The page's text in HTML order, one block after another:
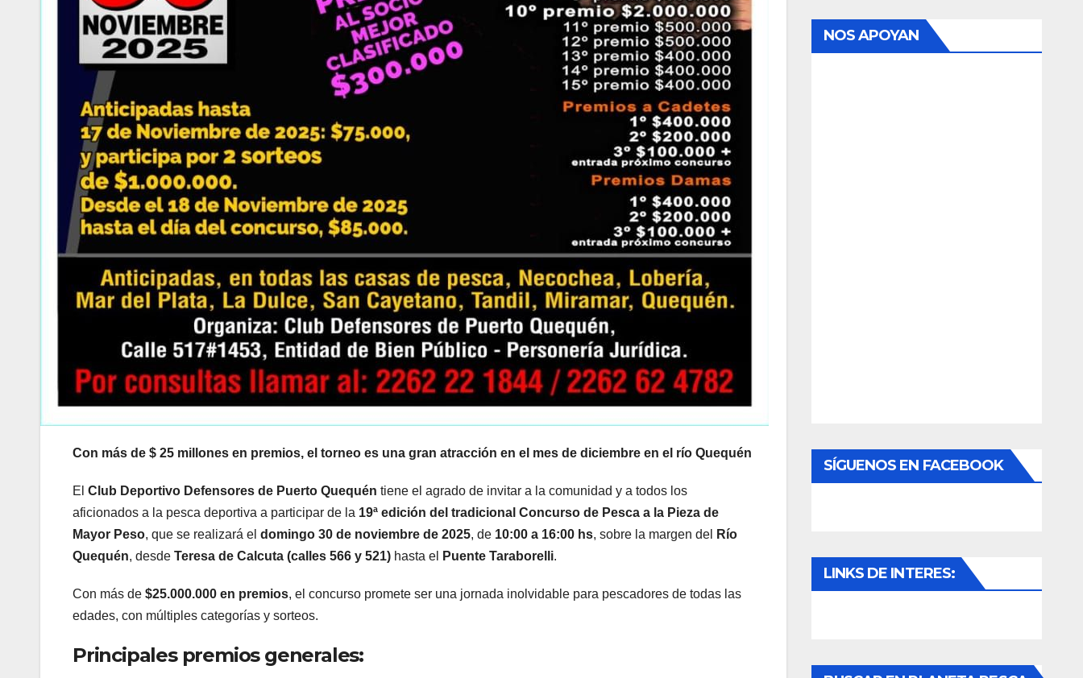
Con más de $ 25 millones en premios, el torneo es una gran atracción en el mes de diciembre en el río Quequén
El Club Deportivo Defensores de Puerto Quequén tiene el agrado de invitar a la comunidad y a todos los
aficionados a la pesca deportiva a participar de la 19ª edición del tradicional Concurso de Pesca a la Pieza de
Mayor Peso, que se realizará el domingo 30 de noviembre de 2025, de 10:00 a 16:00 hs, sobre la margen del
Río
Quequén, desde Teresa de Calcuta (calles 566 y 521) hasta el Puente Taraborelli.
Con más de $25.000.000 en premios, el concurso promete ser una jornada inolvidable para pescadores de todas las
edades, con múltiples categorías y sorteos.
Principales premios generales:
NOS APOYAN
SÍGUENOS EN FACEBOOK
LINKS DE INTERES: